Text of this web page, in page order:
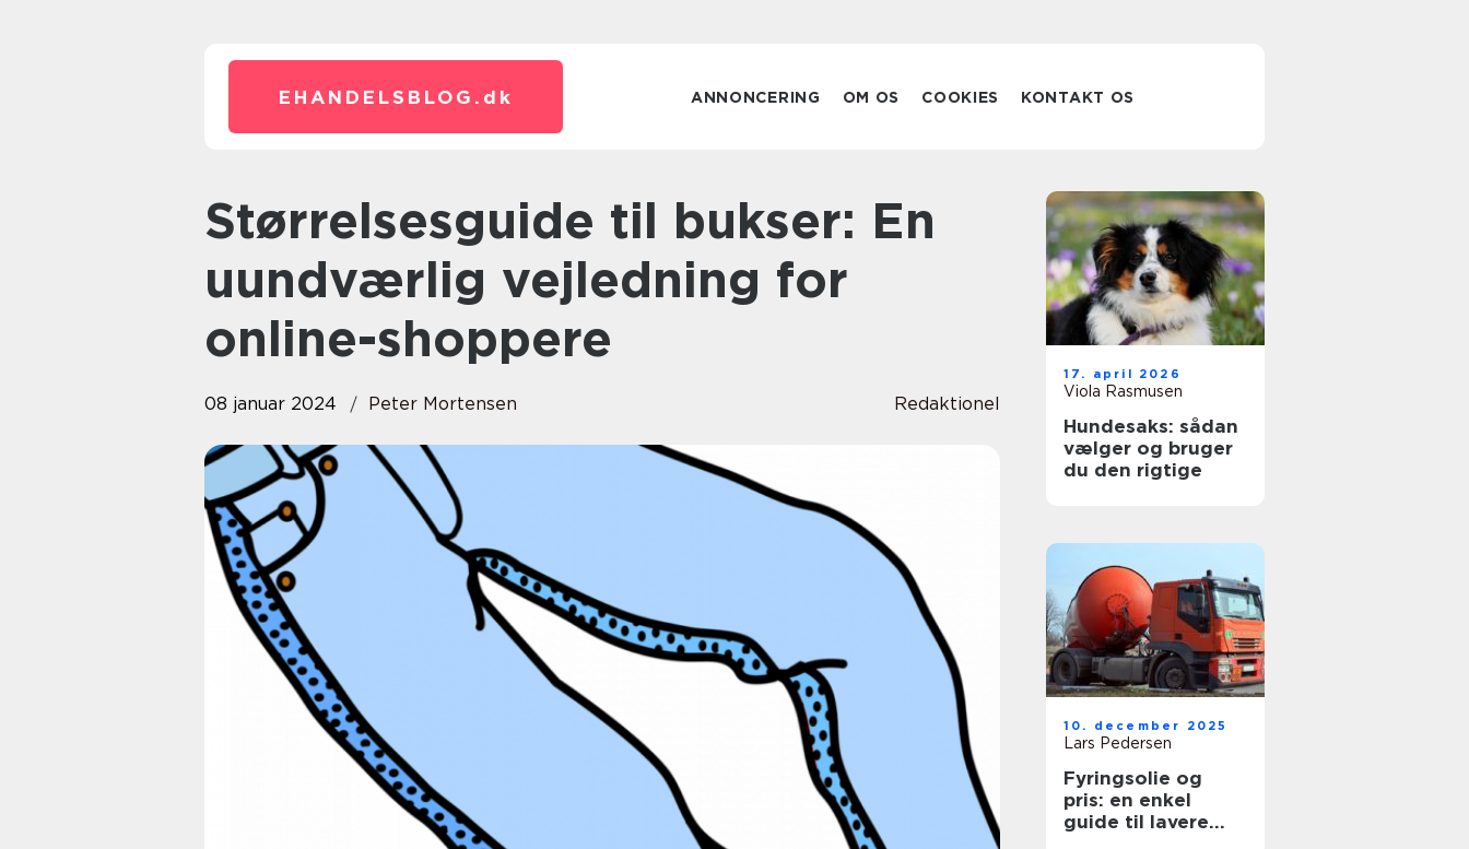
EHANDELSBLOG. dk ANNONCERING OM OS COOKIES KONTAKT OS
Størrelsesguide til bukser: En
uundværlig vejledning for
online-shoppere
08 januar 2024 Peter Mortensen Redaktionel
17. april 2026
Viola Rasmusen
Hundesaks: sådan
vælger og bruger
du den rigtige
10. december 2025
Lars Pedersen
Fyringsolie og
pris: en enkel
guide til lavere